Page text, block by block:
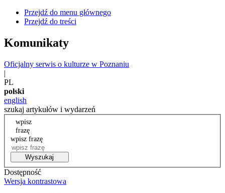
Przejdź do menu głównego
Przejdź do treści
Komunikaty
Oficjalny serwis o kulturze w Poznaniu
|
PL
polski
english
szukaj artykułów i wydarzeń
wpisz
frazę
wpisz frazę
Wyszukaj
Dostępność
Wersja kontrastowa